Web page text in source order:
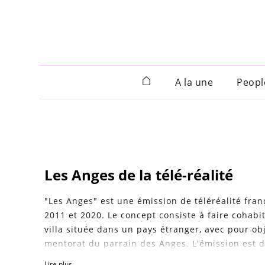
A la une
Les Anges de la télé-réalité
"Les Anges" est une émission de téléréalité
2011 et 2020. Le concept consiste à faire
villa située dans un pays étranger, avec pour
mentorat du parrain des Anges. L'émission est